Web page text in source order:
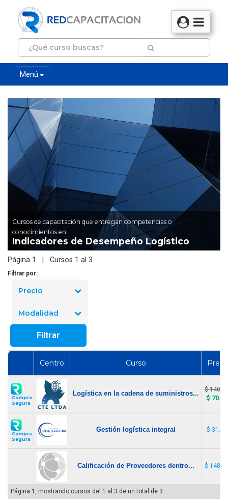
Menú
Cursos de capacitación que entregan competencias o
conocimientos en
Indicadores de Desempeño Logístico
Página 1 | Cursos 1 al 3
Filtrar por:
Precio
Modalidad
Filtrar
Centro Curso
Compra
Segura
Logística en la cadena de suministros... $
$
Compra
Segura
Gestión logística integral $
Calificación de Proveedores dentro... $
Página 1, mostrando cursos del 1 al 3 de un total de 3. .